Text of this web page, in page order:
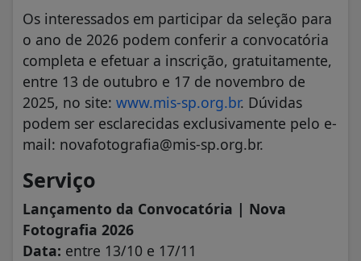
Os interessados em participar da seleção para
o ano de 2026 podem conferir a convocatória
completa e efetuar a inscrição, gratuitamente,
entre 13 de outubro e 17 de novembro de
2025, no site: www.mis-sp.org.br. Dúvidas
podem ser esclarecidas exclusivamente pelo e-
mail: novafotografia@mis-sp.org.br.
Serviço
Lançamento da Convocatória | Nova
Fotografia 2026
Data: entre 13/10 e 17/11